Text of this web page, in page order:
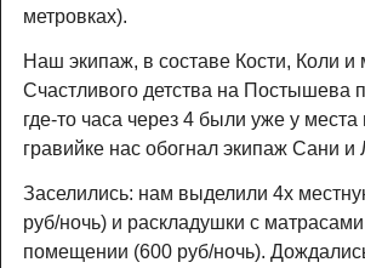
метровках).
Наш экипаж, в составе Кости, Коли и
Счастливого детства на Постышева
где-то часа через 4 были уже у места
гравийке нас обогнал экипаж Сани
Заселились: нам выделили 4х
руб/ночь) и раскладушки с
помещении (600 руб/ночь).